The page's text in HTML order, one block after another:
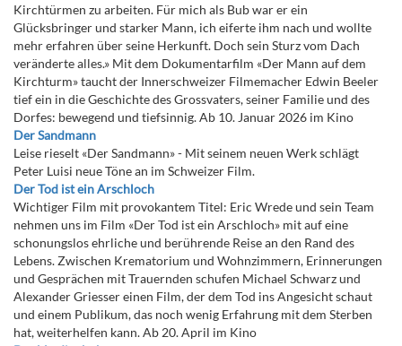
Kirchtürmen zu arbeiten. Für mich als Bub war er ein
Glücksbringer und starker Mann, ich eiferte ihm nach und wollte
mehr erfahren über seine Herkunft. Doch sein Sturz vom Dach
veränderte alles.» Mit dem Dokumentarfilm «Der Mann auf dem
Kirchturm» taucht der Innerschweizer Filmemacher Edwin Beeler
tief ein in die Geschichte des Grossvaters, seiner Familie und des
Dorfes: bewegend und tiefsinnig. Ab 10. Januar 2026 im Kino
Der Sandmann
Leise rieselt «Der Sandmann» - Mit seinem neuen Werk schlägt
Peter Luisi neue Töne an im Schweizer Film.
Der Tod ist ein Arschloch
Wichtiger Film mit provokantem Titel: Eric Wrede und sein Team
nehmen uns im Film «Der Tod ist ein Arschloch» mit auf eine
schonungslos ehrliche und berührende Reise an den Rand des
Lebens. Zwischen Krematorium und Wohnzimmern, Erinnerungen
und Gesprächen mit Trauernden schufen Michael Schwarz und
Alexander Griesser einen Film, der dem Tod ins Angesicht schaut
und einem Publikum, das noch wenig Erfahrung mit dem Sterben
hat, weiterhelfen kann. Ab 20. April im Kino